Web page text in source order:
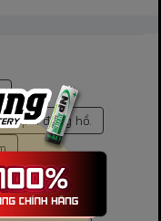
pin đồng hồ.